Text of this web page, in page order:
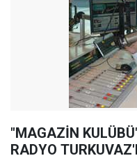
"MAGAZİN
RADYO